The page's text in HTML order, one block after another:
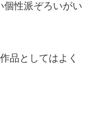
個性派ぞろいがい
品としてはよく